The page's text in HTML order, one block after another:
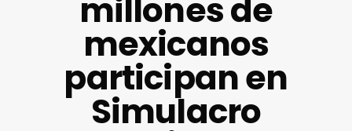
millones de
mexicanos
participan en
Simulacro